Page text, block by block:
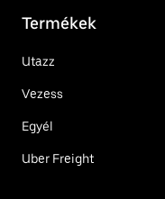
Termékek
Utazz
Vezess
Egyél
Uber Freight